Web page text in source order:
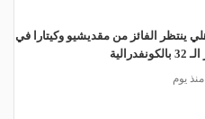
ينتظر الفائز من مقديشيو وكيتارا في
منذ يوم